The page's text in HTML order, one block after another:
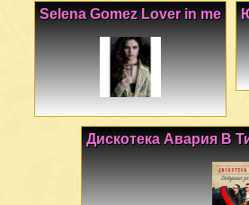
Selena Gomez Lover in me
Дискотека Авария В